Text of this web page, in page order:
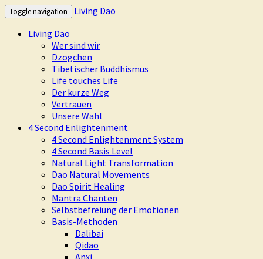
Toggle navigation
Living Dao
Living Dao
Wer sind wir
Dzogchen
Tibetischer Buddhismus
Life touches Life
Der kurze Weg
Vertrauen
Unsere Wahl
4 Second Enlightenment
4 Second Enlightenment System
4 Second Basis Level
Natural Light Transformation
Dao Natural Movements
Dao Spirit Healing
Mantra Chanten
Selbstbefreiung der Emotionen
Basis-Methoden
Dalibai
Qidao
Anxi